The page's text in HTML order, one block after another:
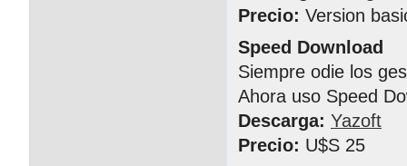
Precio: Version
Speed Download
Siempre odie los
Ahora uso Speed
Descarga: Yazoft
Precio: U$S 25